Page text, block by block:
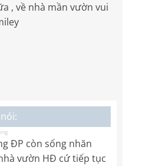
, về nhà mần vườn vui
nói:
ĐP còn sống nhăn
vườn HĐ cứ tiếp tục